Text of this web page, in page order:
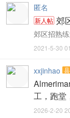
匿名
新人帖 郊
郊区招熟
2021-5-30
xxjinhao
工，跑堂
2026-2-20